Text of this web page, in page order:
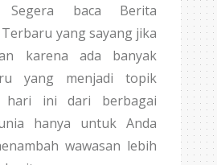
baca Berita
yang sayang jika
karena ada banyak
yang menjadi topik
hari ini dari berbagai
hanya untuk Anda
wawasan lebih